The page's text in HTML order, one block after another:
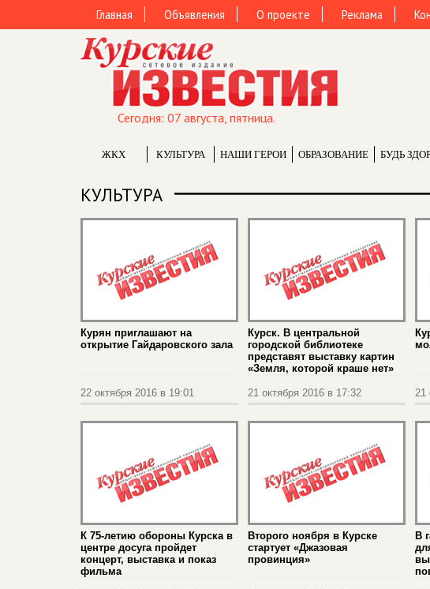
Главная Объявления О проекте Реклама
Сегодня: 07 августа, пятница.
ЖКХ КУЛЬТУРА НАШИ ГЕРОИ ОБРАЗОВАНИЕ БУДЬ
КУЛЬТУРА
Курян приглашают на
открытие Гайдаровского зала
22 октября 2016 в 19:01
Курск. В центральной
городской библиотеке
представят выставку картин
«Земля, которой краше нет»
21 октября 2016 в 17:32 21
К 75-летию обороны Курска в
центре досуга пройдет
концерт, выставка и показ
фильма
Второго ноября в Курске
стартует «Джазовая
провинция»
В